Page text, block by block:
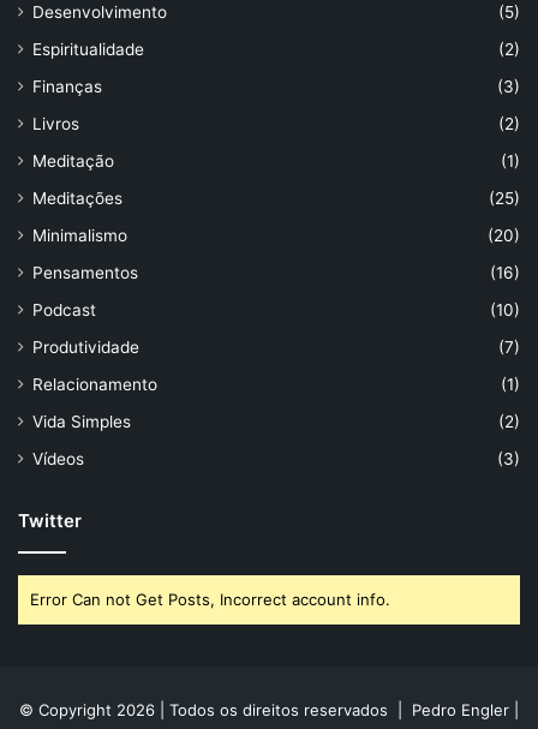
Desenvolvimento
(5)
Espiritualidade
(2)
Finanças
(3)
Livros
(2)
Meditação
(1)
Meditações
(25)
Minimalismo
(20)
Pensamentos
(16)
Podcast
(10)
Produtividade
(7)
Relacionamento
(1)
Vida Simples
(2)
Vídeos
(3)
Twitter
Error Can not Get Posts, Incorrect account info.
© Copyright 2026 | Todos os direitos reservados | Pedro Engler |